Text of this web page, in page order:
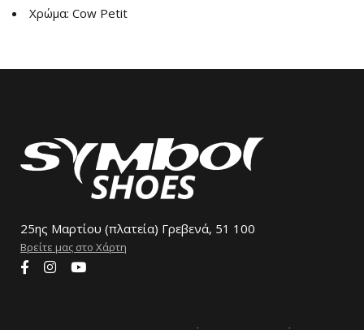
Χρώμα: Cow Petit
25ης Μαρτίου (πλατεία) Γρεβενά, 51 100
Βρείτε μας στο Χάρτη